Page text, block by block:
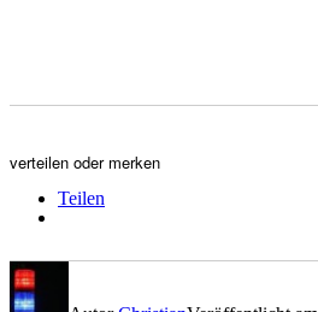
verteilen oder merken
Teilen